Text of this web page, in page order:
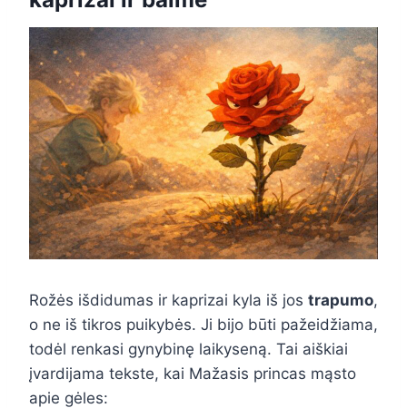
Rožės išdidumas ir kaprizai kyla iš jos trapumo,
o ne iš tikros puikybės. Ji bijo būti pažeidžiama,
todėl renkasi gynybinę laikyseną. Tai aiškiai
įvardijama tekste, kai Mažasis princas mąsto
apie gėles: